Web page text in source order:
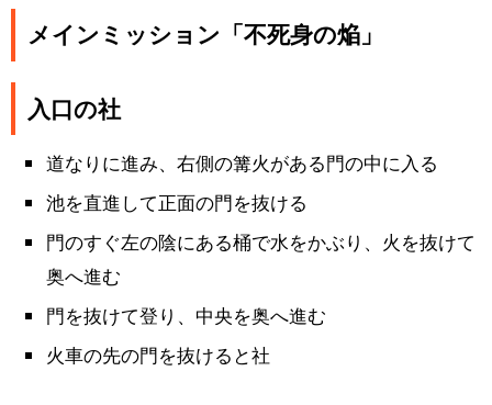
メインミッション「不死身の焔」
入口の社
道なりに進み、右側の篝火がある門の中に入る
池を直進して正面の門を抜ける
門のすぐ左の陰にある桶で水をかぶり、火を抜けて
奥へ進む
門を抜けて登り、中央を奥へ進む
火車の先の門を抜けると社